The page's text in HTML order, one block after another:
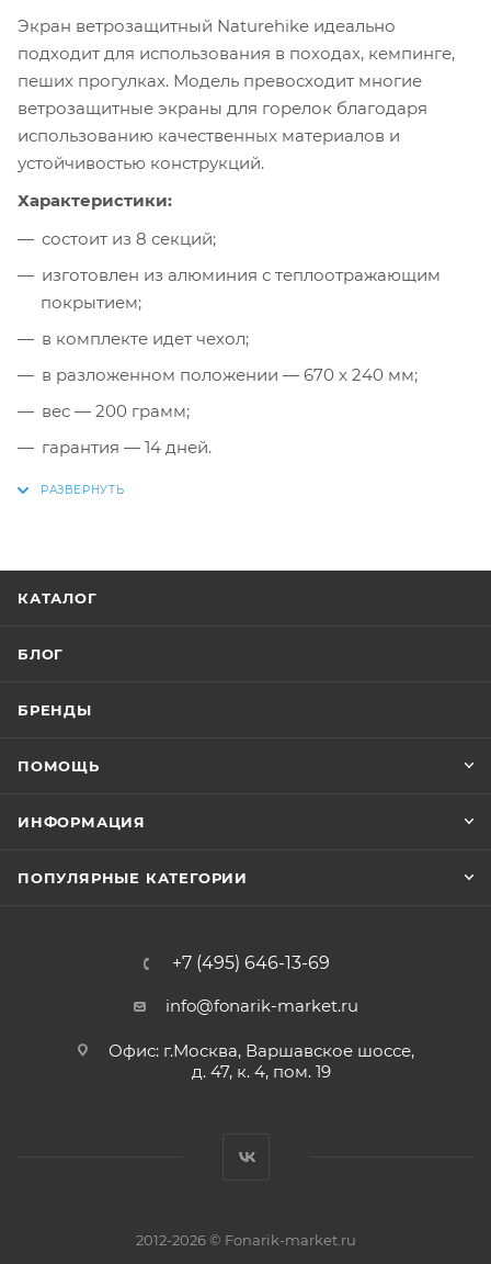
Экран ветрозащитный Naturehike идеально
подходит для использования в походах, кемпинге,
пеших прогулках. Модель превосходит многие
ветрозащитные экраны для горелок благодаря
использованию качественных материалов и
устойчивостью конструкций.
Характеристики:
состоит из 8 секций;
изготовлен из алюминия с теплоотражающим
покрытием;
в комплекте идет чехол;
в разложенном положении — 670 х 240 мм;
вес — 200 грамм;
гарантия — 14 дней.
КАТАЛОГ
БЛОГ
БРЕНДЫ
ПОМОЩЬ
ИНФОРМАЦИЯ
ПОПУЛЯРНЫЕ КАТЕГОРИИ
+7 (495) 646-13-69
info@fonarik-market.ru
Офис: г.Москва, Варшавское шоссе,
д. 47, к. 4, пом. 19
2012-2026 © Fonarik-market.ru